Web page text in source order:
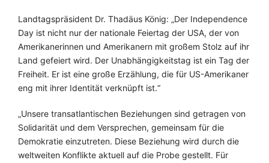
Landtagspräsident Dr. Thadäus König: „Der Independence
Day ist nicht nur der nationale Feiertag der USA, der von
Amerikanerinnen und Amerikanern mit großem Stolz auf ihr
Land gefeiert wird. Der Unabhängigkeitstag ist ein Tag der
Freiheit. Er ist eine große Erzählung, die für US-Amerikaner
eng mit ihrer Identität verknüpft ist.“
„Unsere transatlantischen Beziehungen sind getragen von
Solidarität und dem Versprechen, gemeinsam für die
Demokratie einzutreten. Diese Beziehung wird durch die
weltweiten Konflikte aktuell auf die Probe gestellt. Für